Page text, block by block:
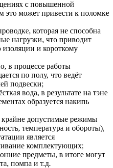
с повышенной
это может привести к поломке
которая не способна
нагрузки, что приводит
изоляции и короткому
в процессе работы
по полу, что ведёт
подвески;
вода, в результате на тэне
образуется накипь
крайне допустимые режимы
температура и обороты),
является
комплектующих;
предметы, в итоге могут
помпа и т.д.